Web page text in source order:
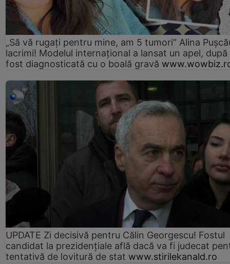
„Să vă rugați pentru mine, am 5 tumori” Alina
lacrimi! Modelul internațional a lansat un apel, după
fost diagnosticată cu o boală gravă
UPDATE Zi decisivă pentru Călin Georgescu! Fostul
candidat la prezidențiale află dacă va fi judecat
tentativă de lovitură de stat www.stirilekanald.ro